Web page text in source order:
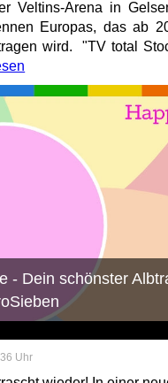
Veltins-Arena in
Europas, das ab
wird. "TV total
- Dein schönster
Uhr